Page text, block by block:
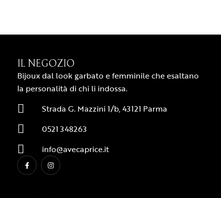
IL NEGOZIO
Bijoux dal look garbato e femminile che esaltano
la personalità di chi li indossa.
Strada G. Mazzini 1/b, 43121 Parma
0521 348263
info@avecaprice.it